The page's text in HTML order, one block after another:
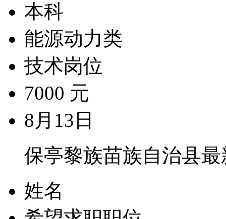
本科
能源动力类
技术岗位
7000 元
8月13日
保亭黎族苗族自治县
姓名